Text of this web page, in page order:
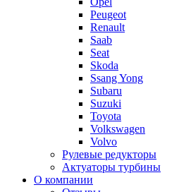
Peugeot
Renault
Saab
Seat
Skoda
Ssang Yong
Subaru
Suzuki
Toyota
Volkswagen
Volvo
Рулевые редукторы
Актуаторы турбины
О компании